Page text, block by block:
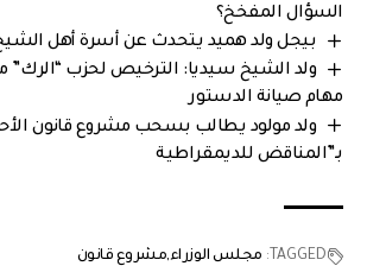
السؤال المفخخ؟
بيجل ولد هميد يتحدث عن أسرة أهل الشيخ
ولد الشيخ سيديا: الترخيص لحزب
مهام صيانة الدستور
ولد مولود يطالب بسحب مشروع قانون
بـ”المناقض للديمقراطية
TAGGED: مجلس الوزراءمشروع قانون